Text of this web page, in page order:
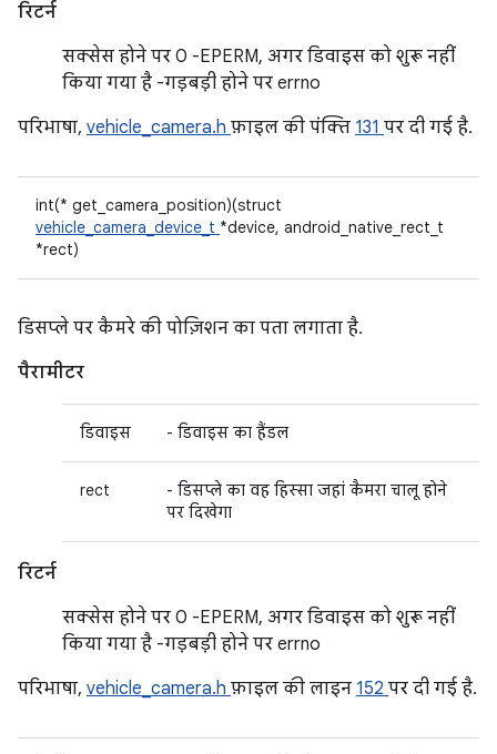
रिटर्न
सक्सेस होने पर 0 -EPERM, अगर डिवाइस को शुरू नहीं
किया गया है -गड़बड़ी होने पर errno
परिभाषा, vehicle_camera.h फ़ाइल की पंक्ति 131 पर दी गई है.
int(* get_camera_position)(struct
vehicle_camera_device_t *device, android_native_rect_t
*rect)
डिसप्ले पर कैमरे की पोज़िशन का पता लगाता है.
पैरामीटर
डिवाइस - डिवाइस का हैंडल
rect
- डिसप्ले का वह हिस्सा जहां कैमरा चालू होने
पर दिखेगा
रिटर्न
सक्सेस होने पर 0 -EPERM, अगर डिवाइस को शुरू नहीं
किया गया है -गड़बड़ी होने पर errno
परिभाषा, vehicle_camera.h फ़ाइल की लाइन 152 पर दी गई है.